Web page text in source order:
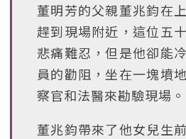
董明芳的父親董兆鈞在
趕到現場附近，這位五
悲痛難忍，但是他卻能
員的勸阻，坐在一塊墳
察官和法醫來勘驗現場。
董兆鈞帶來了他女兒生